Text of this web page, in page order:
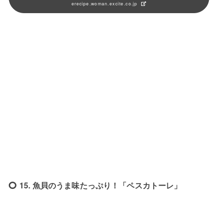
erecipe.woman.excite.co.jp
15. 魚貝のうま味たっぷり！「ペスカトーレ」